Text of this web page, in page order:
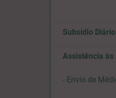
Subsídio
Assistência às
- Envio de